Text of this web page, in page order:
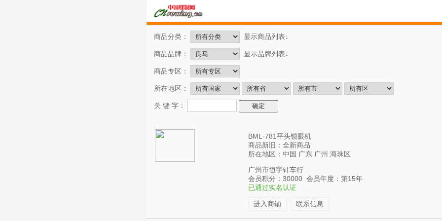
商品分类： 显示商品列表↓
商品品牌： 显示品牌列表↓
商品专区：
所在地区：
关 键 字：
BML-781平头锁眼机
商品新旧：全新商品
所在地区：中国 广东 广州 海珠区
广州市恒宇针车行
会员积分：30000 会员年度：第15年
已通过实名认证
进入商铺 联系信息